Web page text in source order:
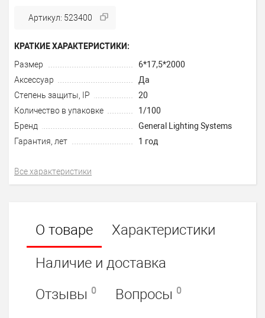
Артикул: 523400
КРАТКИЕ ХАРАКТЕРИСТИКИ:
Размер
6*17,5*2000
Аксессуар
Да
Степень защиты, IP
20
Количество в упаковке
1/100
Бренд
General Lighting Systems
Гарантия, лет
1 год
Все характеристики
О товаре
Характеристики
Наличие и доставка
Отзывы 0 Вопросы 0